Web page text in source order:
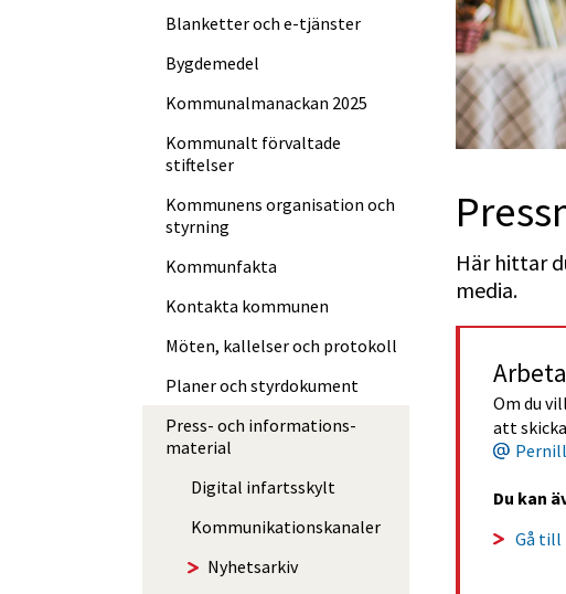
Här hittar
media.
Om du
att
Du kan
Gå till
Blanketter och e-tjänster
Bygdemedel
Kommun­almanackan 2025
Kommunalt förvaltade
stiftelser
Kommunens organisation och
styrning
Kommunfakta
Kontakta kommunen
Möten, kallelser och protokoll
Planer och styrdokument
Press- och informations­
material
Digital infartsskylt
Kommuni­kations­kanaler
Nyhetsarkiv